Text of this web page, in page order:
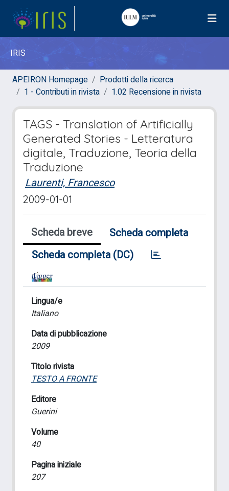
IRIS
APEIRON Homepage
Prodotti della ricerca
1 - Contributi in rivista
1.02 Recensione in rivista
TAGS - Translation of Artificially
Generated Stories - Letteratura
digitale, Traduzione, Teoria della
Traduzione
Laurenti, Francesco
2009-01-01
Scheda breve
Scheda completa
Scheda completa (DC)
Lingua/e
Italiano
Data di pubblicazione
2009
Titolo rivista
TESTO A FRONTE
Editore
Guerini
Volume
40
Pagina iniziale
207